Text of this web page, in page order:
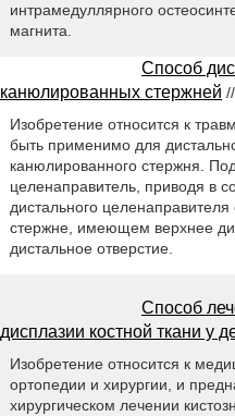
интрамедуллярного
магнита.
Способ
канюлированных стержней
Изобретение относится к
быть применимо для
канюлированного стержня.
целенаправитель, приводя в
дистального
стержне, имеющем верхнее
дистальное отверстие.
Способ
дисплазии костной ткани у
Изобретение относится к
ортопедии и хирургии, и
хирургическом лечении